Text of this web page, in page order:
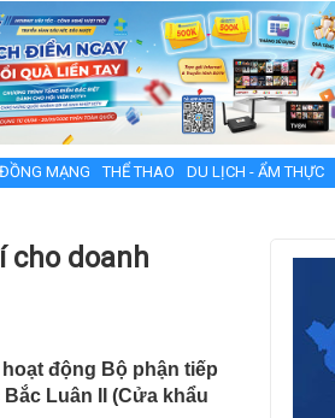
MẠNG THỂ THAO DU LỊCH - ẨM THỰC
cho doanh
động Bộ phận tiếp
Luân II (Cửa khẩu